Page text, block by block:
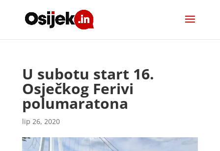
U subotu start 16.
Osječkog Ferivi
polumaratona
lip 26, 2020